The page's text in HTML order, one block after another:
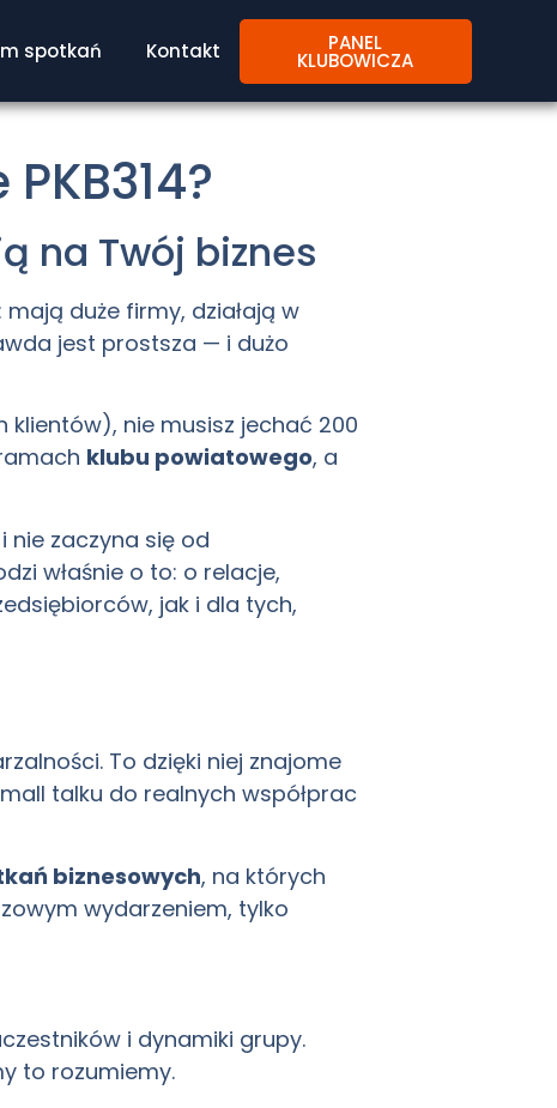
spotkań Kontakt PANEL
KLUBOWICZA
na Twój biznes
duże firmy, działają w
jest prostsza — i dużo
nie musisz jechać 200
klubu powiatowego, a
nie zaczyna się od
właśnie o to: o relacje,
jak i dla tych,
To dzięki niej znajome
talku do realnych współprac
biznesowych, na których
wydarzeniem, tylko
i dynamiki grupy.
to rozumiemy.